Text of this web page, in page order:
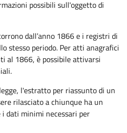
possibili sull'oggetto di
dall’anno 1866 e i registri di
stesso periodo. Per atti anagrafici
al 1866, è possibile attivarsi
l'estratto per riassunto di un
rilasciato a chiunque ha un
dati minimi necessari per